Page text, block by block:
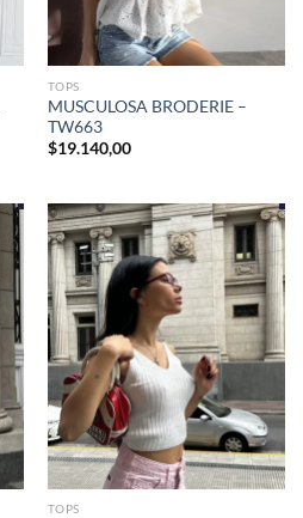
TOPS
MUSCULOSA BRODERIE –
TW663
$19.140,00
TOPS